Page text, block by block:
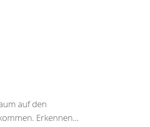
auf den
Erkennen...